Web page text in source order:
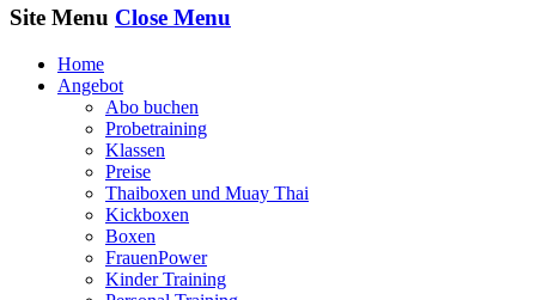
Site Menu Close Menu
Home
Angebot
Abo buchen
Probetraining
Klassen
Preise
Thaiboxen und Muay Thai
Kickboxen
Boxen
FrauenPower
Kinder Training